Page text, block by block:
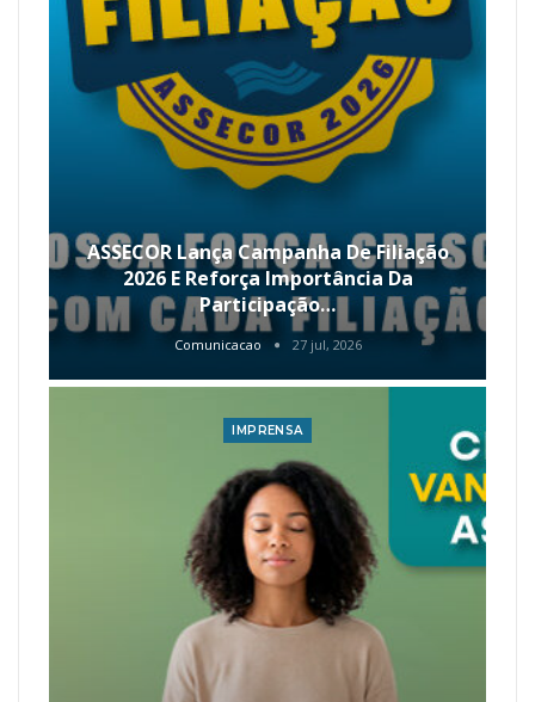
ASSECOR Lança Campanha De Filiação
2026 E Reforça Importância Da
Participação…
Comunicacao 27 jul, 2026
IMPRENSA